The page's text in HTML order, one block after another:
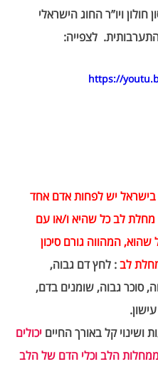
חולון ויו”ר החוג הישראלי
התערבותית.  לצפייה:
https://
יש לפחות אדם אחד
לב כל שהיא ו/או עם
שהוא, המהווה גורם סיכון
לב : לחץ דם גבוה,
סוכר גבוה, שומנים בדם,
ושינוי קל באורך החיים יכולים